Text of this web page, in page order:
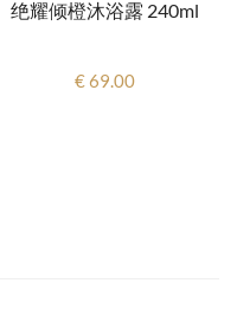
绝耀倾橙沐浴露 240ml
€ 69.00